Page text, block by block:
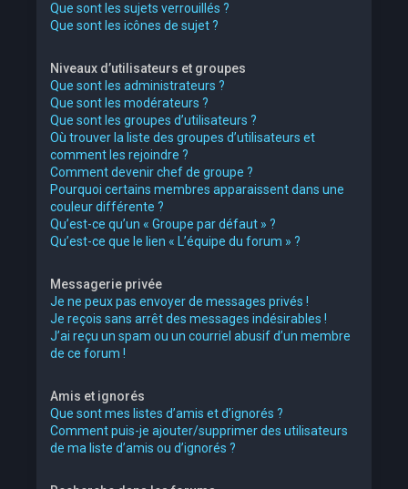
Que sont les sujets verrouillés ?
Que sont les icônes de sujet ?
Niveaux d’utilisateurs et groupes
Que sont les administrateurs ?
Que sont les modérateurs ?
Que sont les groupes d’utilisateurs ?
Où trouver la liste des groupes d’utilisateurs et
comment les rejoindre ?
Comment devenir chef de groupe ?
Pourquoi certains membres apparaissent dans une
couleur différente ?
Qu’est-ce qu’un « Groupe par défaut » ?
Qu’est-ce que le lien « L’équipe du forum » ?
Messagerie privée
Je ne peux pas envoyer de messages privés !
Je reçois sans arrêt des messages indésirables !
J’ai reçu un spam ou un courriel abusif d’un membre
de ce forum !
Amis et ignorés
Que sont mes listes d’amis et d’ignorés ?
Comment puis-je ajouter/supprimer des utilisateurs
de ma liste d’amis ou d’ignorés ?